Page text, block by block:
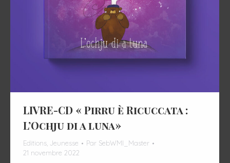
LIVRE-CD « Pirru è Ricuccata :
L’Ochju di a luna»
Editions Jeunesse Par SebWMI_Master
21 novembre 2022